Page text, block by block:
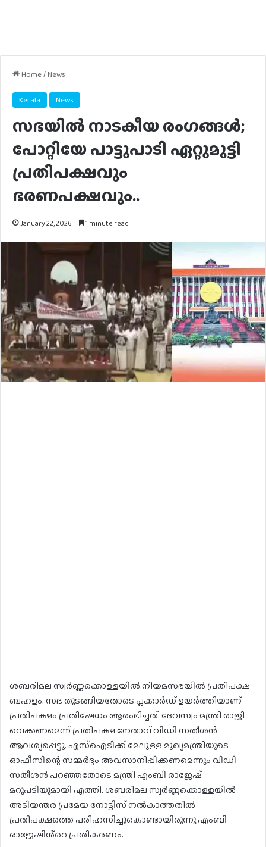
Home/News
Kerala News
സഭയിൽ നാടകീയ രം​ഗങ്ങൾ;
പോറ്റിയേ പാട്ടുപാടി ഏറ്റുമുട്ടി
പ്രതിപക്ഷവും
ഭരണപക്ഷവും..
January 22, 2026 1 minute read
ശബരിമല സ്വർണ്ണക്കൊള്ളയിൽ നിയമസഭയിൽ പ്രതിപക്ഷ
ബഹളം. സഭ തുടങ്ങിയതോടെ പ്ലക്കാർഡ് ഉയർത്തിയാണ്
പ്രതിപക്ഷം പ്രതിഷേധം ആരംഭിച്ചത്. ദേവസ്വം മന്ത്രി രാജി
വെക്കണമെന്ന് പ്രതിപക്ഷ നേതാവ് വിഡി സതീശൻ
ആവശ്യപ്പെട്ടു. എസ്ഐടിക്ക് മേലുള്ള മുഖ്യമന്ത്രിയുടെ
ഓഫീസിന്റെ സമ്മർദ്ദം അവസാനിപ്പിക്കണമെന്നും വിഡി
സതീശൻ പറഞ്ഞതോടെ മന്ത്രി എംബി രാജേഷ്
മറുപടിയുമായി എത്തി. ശബരിമല സ്വർണ്ണക്കൊള്ളയിൽ
അടിയന്തര പ്രമേയ നോട്ടീസ് നൽകാത്തതിൽ
പ്രതിപക്ഷത്തെ പരിഹസിച്ചുകൊണ്ടായിരുന്നു എംബി
രാജേഷിൻ്റെ പ്രതികരണം.